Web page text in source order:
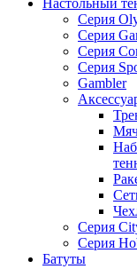
Серия
Серия
Серия
Серия
Gambler
Серия
Серия
Батуты